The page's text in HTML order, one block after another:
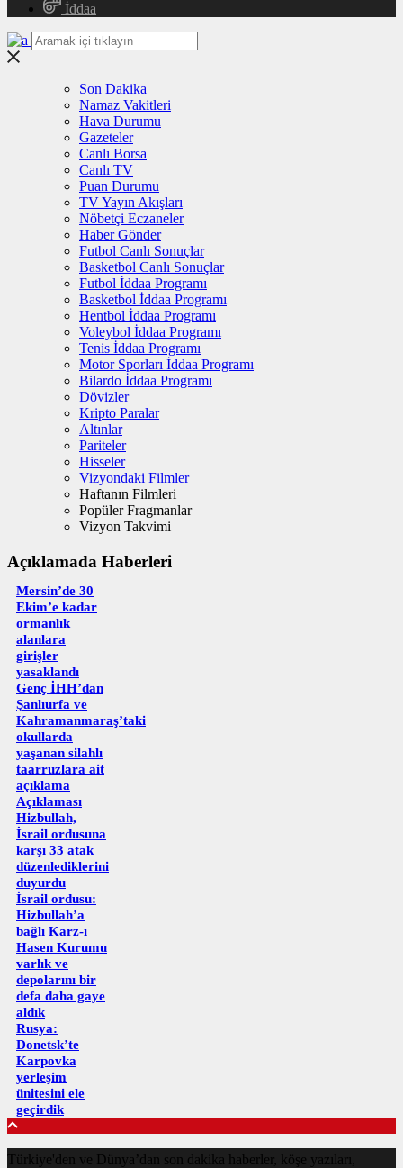
İddaa
Son Dakika
Namaz Vakitleri
Hava Durumu
Gazeteler
Canlı Borsa
Canlı TV
Puan Durumu
TV Yayın Akışları
Nöbetçi Eczaneler
Haber Gönder
Futbol Canlı Sonuçlar
Basketbol Canlı Sonuçlar
Futbol İddaa Programı
Basketbol İddaa Programı
Hentbol İddaa Programı
Voleybol İddaa Programı
Tenis İddaa Programı
Motor Sporları İddaa Programı
Bilardo İddaa Programı
Dövizler
Kripto Paralar
Altınlar
Pariteler
Hisseler
Vizyondaki Filmler
Haftanın Filmleri
Popüler Fragmanlar
Vizyon Takvimi
Açıklamada Haberleri
Mersin’de 30
Ekim’e kadar
ormanlık
alanlara
girişler
yasaklandı
Genç İHH’dan
Şanlıurfa ve
Kahramanmaraş’taki
okullarda
yaşanan silahlı
taarruzlara ait
açıklama
Açıklaması
Hizbullah,
İsrail ordusuna
karşı 33 atak
düzenlediklerini
duyurdu
İsrail ordusu:
Hizbullah’a
bağlı Karz-ı
Hasen Kurumu
varlık ve
depolarını bir
defa daha gaye
aldık
Rusya:
Donetsk’te
Karpovka
yerleşim
ünitesini ele
geçirdik
Türkiye'den ve Dünya’dan son dakika haberler, köşe yazıları,